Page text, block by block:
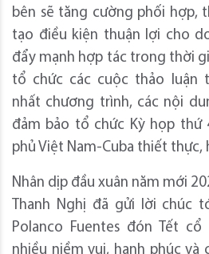
bên sẽ tăng cường phối hợp,
tạo điều kiện thuận lợi cho
đẩy mạnh hợp tác trong thời
tổ chức các cuộc thảo luận
nhất chương trình, các nội
đảm bảo tổ chức Kỳ họp thứ
phủ Việt Nam-Cuba thiết thực,
Nhân dịp đầu xuân năm mới
Thanh Nghị đã gửi lời chúc
Polanco Fuentes đón Tết
nhiều niềm vui, hạnh phúc và